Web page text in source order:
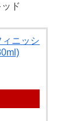
ド
ニッシ